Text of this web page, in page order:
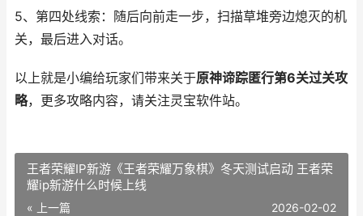
5、第四处线索：随后向前走一步，扫描草堆旁边熄灭的机
关，最后进入对话。
以上就是小编给玩家们带来关于原神谛踪匿行第6关过关攻
略，更多攻略内容，请关注灵宝软件站。
王者荣耀IP新游《王者荣耀万象棋》冬天测试启动 王者荣
耀ip新游什么时候上线
« 上一篇 2026-02-02